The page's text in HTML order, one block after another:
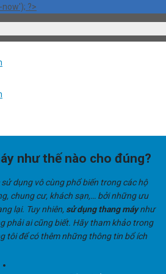
như thế nào cho đúng?
dụng vô cùng phổ biến trong các hộ
chung cư, khách sạn,… bởi những ưu
lại. Tuy nhiên, sử dụng thang máynhư
phải ai cũng biết. Hãy tham khảo trong
tôi để có thêm những thông tin bổ ích